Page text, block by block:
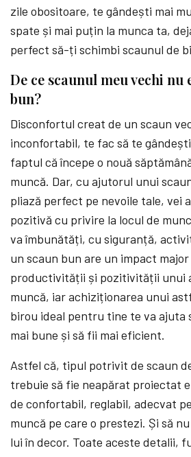
zile obositoare, te gândești mai
spate și mai puțin la munca ta,
perfect să-ți schimbi scaunul de
De ce scaunul meu vechi nu
bun?
Disconfortul creat de un scaun
inconfortabil, te fac să te
faptul că începe o nouă
muncă. Dar, cu ajutorul unui
pliază perfect pe nevoile tale, vei
pozitivă cu privire la locul de
va îmbunătăți, cu siguranță,
un scaun bun are un impact
productivității și pozitivității unui
muncă, iar achiziționarea unui
birou ideal pentru tine te va ajuta
mai bune și să fii mai eficient.
Astfel că, tipul potrivit de scaun
trebuie să fie neapărat proiectat
de confortabil, reglabil, adecvat
muncă pe care o prestezi. Și să
lui în decor. Toate aceste detalii,